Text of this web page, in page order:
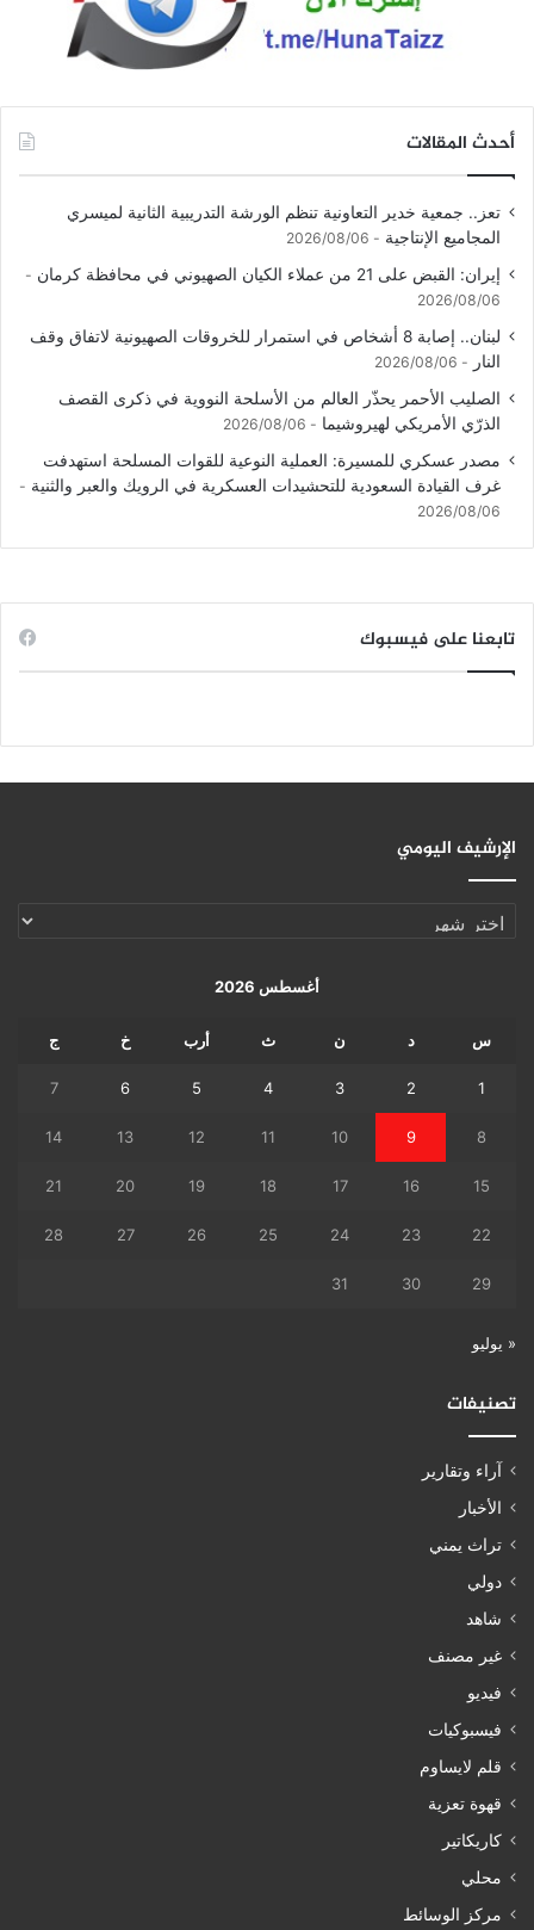
أحدث المقالات
تعز.. جمعية خدير التعاونية تنظم الورشة التدريبية الثانية لميسري
المجاميع الإنتاجية
2026/08/06
إيران: القبض على 21 من عملاء الكيان الصهيوني في محافظة كرمان
2026/08/06
لبنان.. إصابة 8 أشخاص في استمرار للخروقات الصهيونية لاتفاق وقف
النار
2026/08/06
الصليب الأحمر يحذّر العالم من الأسلحة النووية في ذكرى القصف
الذرّي الأمريكي لهيروشيما
2026/08/06
مصدر عسكري للمسيرة: العملية النوعية للقوات المسلحة استهدفت
غرف القيادة السعودية للتحشيدات العسكرية في الرويك والعبر والثنية
2026/08/06
تابعنا على فيسبوك
الإرشيف اليومي
الإرشيف
أغسطس 2026
س د ن ث أرب خ ج
1
2
3
4
5
6
7
8
9
10
11
12
13
14
15
16
17
18
19
20
21
22
23
24
25
26
27
28
29
30
31
« يوليو
تصنيفات
آراء وتقارير
الأخبار
تراث يمني
دولي
شاهد
غير مصنف
فيديو
فيسبوكيات
قلم لايساوم
قهوة تعزية
كاريكاتير
محلي
مركز الوسائط